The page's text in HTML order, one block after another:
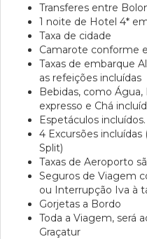
Transferes entre
1 noite de Hotel 4*
Taxa de cidade
Camarote conforme
Taxas de embarque
as refeições incluídas
Bebidas, como Água,
expresso e Chá
Espetáculos incluídos.
4 Excursões
Split)
Taxas de Aeroporto
Seguros de Viagem
ou Interrupção Iva à
Gorjetas a Bordo
Toda a Viagem, será
Graçatur